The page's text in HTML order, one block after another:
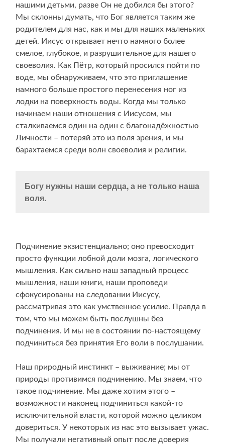
нашими детьми, разве Он не добился бы этого?
Мы склонны думать, что Бог является таким же
родителем для нас, как и мы для наших маленьких
детей. Иисус открывает нечто намного более
смелое, глубокое, и разрушительное для нашего
своеволия. Как Пётр, который просился пойти по
воде, мы обнаруживаем, что это приглашение
намного больше простого перенесения ног из
лодки на поверхность воды. Когда мы только
начинаем наши отношения с Иисусом, мы
сталкиваемся один на один с благонадёжностью
Личности – потеряй это из поля зрения, и мы
барахтаемся среди волн своеволия и религии.
Богу нужны наши сердца, а не только наша
воля.
Подчинение экзистенциально; оно превосходит
просто функции лобной доли мозга, логического
мышления. Как сильно наш западный процесс
мышления, наши книги, наши проповеди
сфокусированы на следовании Иисусу,
рассматривая это как умственное усилие. Правда в
том, что мы можем быть послушны без
подчинения. И мы не в состоянии по-настоящему
подчиниться без принятия Его воли в послушании.
Наш природный инстинкт – выживание; мы от
природы противимся подчинению. Мы знаем, что
такое подчинение. Мы даже хотим этого –
возможности наконец подчиниться какой-то
исключительной власти, которой можно целиком
довериться. У некоторых из нас это вызывает ужас.
Мы получали негативный опыт после доверия